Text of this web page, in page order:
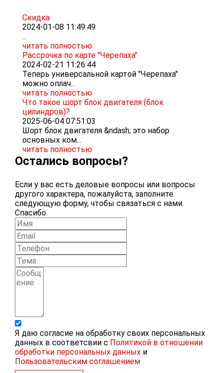
Скидка
2024-01-08 11:49:49
...
читать полностью
Рассрочка по карте "Черепаха"
2024-02-21 11:26:44
Теперь универсальной картой "Черепаха"
можно оплач...
читать полностью
Что такое шорт блок двигателя (блок
цилиндров)?
2025-06-04 07:51:03
Шорт блок двигателя &ndash; это набор
основных ком...
читать полностью
Остались вопросы?
Если у вас есть деловые вопросы или вопросы
другого характера, пожалуйста, заполните
следующую форму, чтобы связаться с нами.
Спасибо.
Я даю согласие на обработку своих персональных
данных в соответсвии с Политикой в отношении
обработки персональных данных и
Пользовательским соглашением